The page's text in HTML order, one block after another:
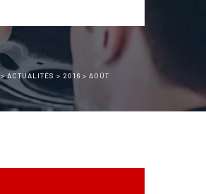
>ACTUALITÉS > 2016 > AOÛT